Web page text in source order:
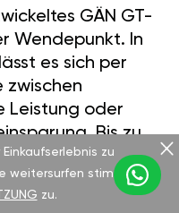
GÄN GT-
Wendepunkt. In
es sich per
zwischen
Leistung oder
Bis zu
ohne
Dazu bieten wir
bis 5.000 €
zu
weitersurfen stimmen
zu.